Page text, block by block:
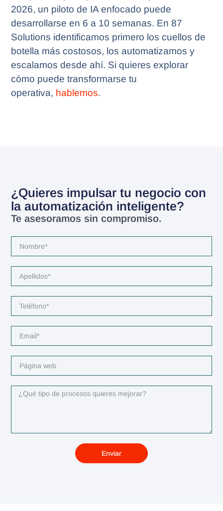
2026, un piloto de IA enfocado puede
desarrollarse en 6 a 10 semanas. En 87
Solutions identificamos primero los cuellos de
botella más costosos, los automatizamos y
escalamos desde ahí. Si quieres explorar
cómo puede transformarse tu
operativa, hablemos.
¿Quieres impulsar tu negocio con
la automatización inteligente?
Te asesoramos sin compromiso.
Enviar